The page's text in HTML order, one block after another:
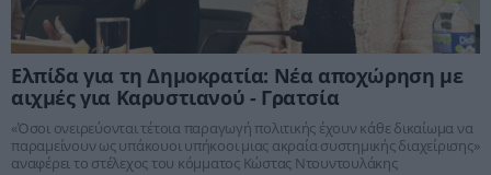
Ελπίδα για τη Δημοκρατία: Νέα αποχώρηση με
αιχμές για Καρυστιανού - Γρατσία
«Όσοι ονειρεύονται τέτοια παραγωγή πολιτικής έχουν κάθε δικαίωμα να
παραμείνουν ως υπάκουοι υπήκοοι μιας ακραία συστημικής διαχείρισης»
αναφέρει το στέλεχος του κόμματος Κώστας Ντουντουλάκης